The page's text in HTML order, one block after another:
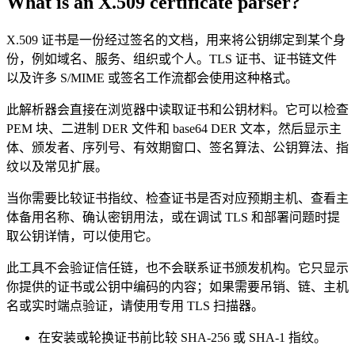
X.509 证书是一份经过签名的文档，用来将公钥绑定到某个身
份，例如域名、服务、组织或个人。TLS 证书、证书链文件
以及许多 S/MIME 或签名工作流都会使用这种格式。
此解析器会直接在浏览器中读取证书和公钥材料。它可以检查
PEM 块、二进制 DER 文件和 base64 DER 文本，然后显示主
体、颁发者、序列号、有效期窗口、签名算法、公钥算法、指
纹以及常见扩展。
当你需要比较证书指纹、检查证书是否对应预期主机、查看主
体备用名称、确认密钥用法，或在调试 TLS 和部署问题时提
取公钥详情，可以使用它。
此工具不会验证信任链，也不会联系证书颁发机构。它只显示
你提供的证书或公钥中编码的内容；如果需要吊销、链、主机
名或实时端点验证，请使用专用 TLS 扫描器。
在安装或轮换证书前比较 SHA-256 或 SHA-1 指纹。